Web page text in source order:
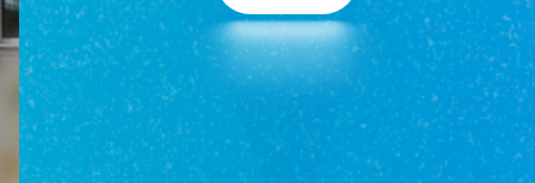
Исполнить мечту!
Пополним баланс
до 10 000 ₽!